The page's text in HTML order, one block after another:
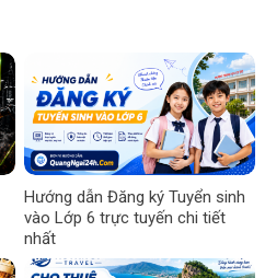
Hướng dẫn Đăng ký Tuyển sinh
vào Lớp 6 trực tuyến chi tiết
nhất